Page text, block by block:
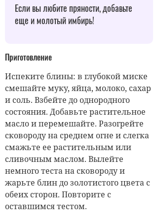
Если вы любите пряности, добавьте
еще и молотый имбирь!
Приготовление
Испеките блины: в глубокой миске
смешайте муку, яйца, молоко, сахар
и соль. Взбейте до однородного
состояния. Добавьте растительное
масло и перемешайте. Разогрейте
сковороду на среднем огне и слегка
смажьте ее растительным или
сливочным маслом. Вылейте
немного теста на сковороду и
жарьте блин до золотистого цвета с
обеих сторон. Повторите с
оставшимся тестом.